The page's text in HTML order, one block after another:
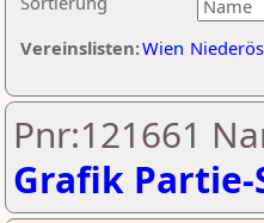
Vereinslisten:Wien
Pnr:121661
Grafik